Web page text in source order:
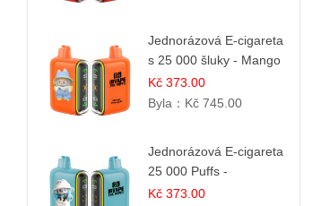
Jednorázová E-cigareta
s 25 000 šluky - Mango
& Ananas
Kč 373.00
Byla： Kč 745.00
Jednorázová E-cigareta
25 000 Puffs -
Ostružina & Borůvka
Kč 373.00